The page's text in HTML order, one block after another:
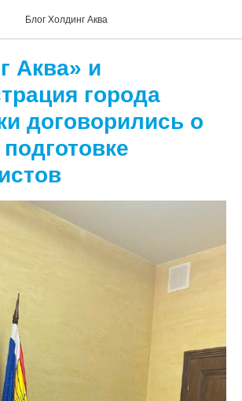
Блог Холдинг Аква
Аква» и
города
договорились о